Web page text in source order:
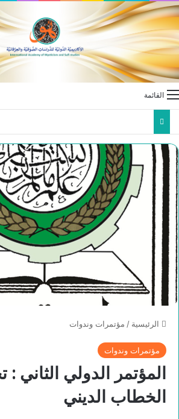
القائمة
الرئيسية / مؤتمرات وندوات
مؤتمرات وندوات
المؤتمر الدولي الثاني :
الخطاب الديني